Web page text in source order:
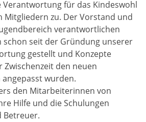
Verantwortung für das Kindeswohl
zu. Der Vorstand und
verantwortlichen
schon seit der Gründung unserer
gestellt und Konzepte
Zwischenzeit den neuen
wurden.
den Mitarbeiterinnen von
Hilfe und die Schulungen
Betreuer.